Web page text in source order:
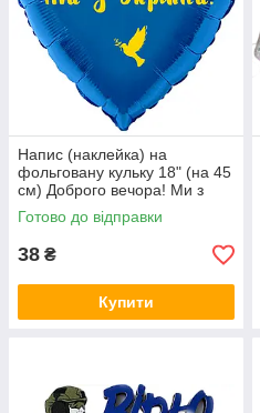
Напис (наклейка) на
фольговану кульку 18" (на 45
см) Доброго вечора! Ми з
України! (будь-який колір)
Готово до відправки
38 ₴
Купити